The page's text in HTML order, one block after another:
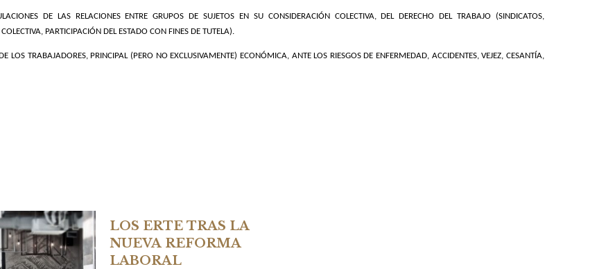
DE LAS RELACIONES ENTRE GRUPOS DE SUJETOS EN SU CONSIDERACIÓN COLECTIVA, DEL DERECHO DEL TRABAJO (SINDICATOS,
PARTICIPACIÓN DEL ESTADO CON FINES DE TUTELA).
LOS TRABAJADORES, PRINCIPAL (PERO NO EXCLUSIVAMENTE) ECONÓMICA, ANTE LOS RIESGOS DE ENFERMEDAD, ACCIDENTES, VEJEZ, CESANTÍA,
LOS ERTE TRAS LA
NUEVA REFORMA
LABORAL